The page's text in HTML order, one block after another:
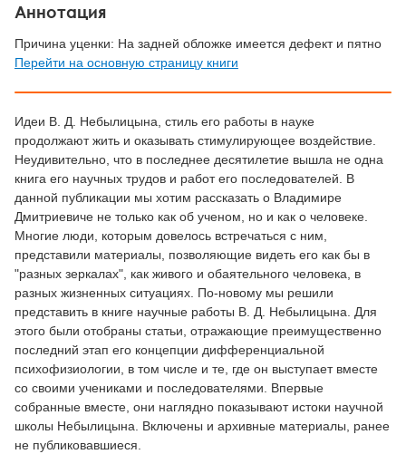
Аннотация
Причина уценки: На задней обложке имеется дефект и пятно
Перейти на основную страницу книги
Идеи В. Д. Небылицына, стиль его работы в науке
продолжают жить и оказывать стимулирующее воздействие.
Неудивительно, что в последнее десятилетие вышла не одна
книга его научных трудов и работ его последователей. В
данной публикации мы хотим рассказать о Владимире
Дмитриевиче не только как об ученом, но и как о человеке.
Многие люди, которым довелось встречаться с ним,
представили материалы, позволяющие видеть его как бы в
"разных зеркалах", как живого и обаятельного человека, в
разных жизненных ситуациях. По-новому мы решили
представить в книге научные работы В. Д. Небылицына. Для
этого были отобраны статьи, отражающие преимущественно
последний этап его концепции дифференциальной
психофизиологии, в том числе и те, где он выступает вместе
со своими учениками и последователями. Впервые
собранные вместе, они наглядно показывают истоки научной
школы Небылицына. Включены и архивные материалы, ранее
не публиковавшиеся.